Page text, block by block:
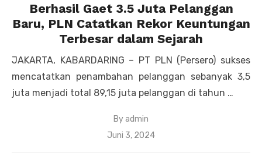
Berhasil Gaet 3.5 Juta Pelanggan
Baru, PLN Catatkan Rekor Keuntungan
Terbesar dalam Sejarah
JAKARTA, KABARDARING – PT PLN (Persero) sukses
mencatatkan penambahan pelanggan sebanyak 3,5
juta menjadi total 89,15 juta pelanggan di tahun …
By admin
Posted
Juni 3, 2024